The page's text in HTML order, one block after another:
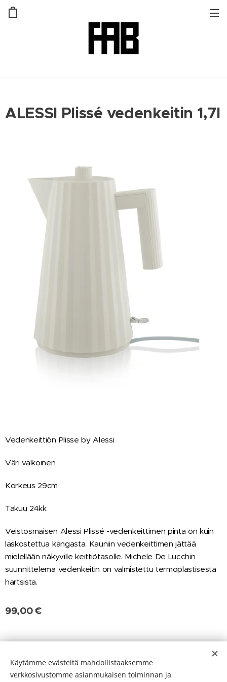
ALESSI Plissé vedenkeitin 1,7l
Vedenkeittiön Plisse by Alessi
Väri valkoinen
Korkeus 29cm
Takuu 24kk
Veistosmaisen Alessi Plissé -vedenkeittimen pinta on kuin
laskostettua kangasta. Kauniin vedenkeittimen jättää
mielellään näkyville keittiötasolle. Michele De Lucchin
suunnittelema vedenkeitin on valmistettu termoplastisesta
hartsista.
99,00€
Kielet
Käytämme evästeitä mahdollistaaksemme
verkkosivustomme asianmukaisen toiminnan ja